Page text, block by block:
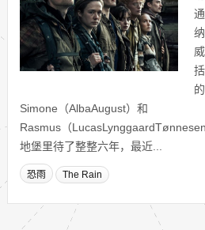
Simone（AlbaAugust）和
Rasmus（
地堡里待了整整六年，最近...
恐雨 The Rain